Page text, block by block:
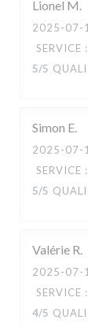
Lionel M
2025-07-
SERVICE :
5/5
Simon E
2025-07-
SERVICE :
5/5
Valérie R
2025-07-
SERVICE :
4/5